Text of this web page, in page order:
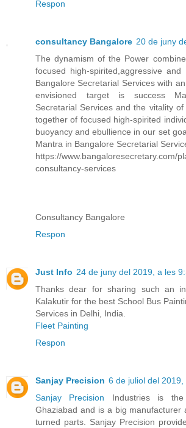
Respon
consultancy Bangalore 20 de juny
The dynamism of the Power
focused high-spirited,aggressive
Bangalore Secretarial Services with
envisioned target is success
Secretarial Services and the vitality
together of focused high-spirited
buoyancy and ebullience in our set
Mantra in Bangalore Secretarial
https://www.bangaloresecretary.com/
consultancy-services
Consultancy Bangalore
Respon
Just Info 24 de juny del 2019, a les
Thanks dear for sharing such an
Kalakutir for the best School Bus
Services in Delhi, India.
Fleet Painting
Respon
Sanjay Precision 6 de juliol del 2019,
Sanjay Precision Industries is
Ghaziabad and is a big manufacturer
turned parts. Sanjay Precision